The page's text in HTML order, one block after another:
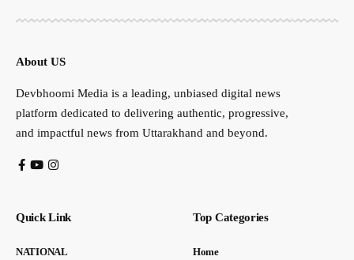
About US
Devbhoomi Media is a leading, unbiased digital news
platform dedicated to delivering authentic, progressive,
and impactful news from Uttarakhand and beyond.
Quick Link
NATIONAL
Top Categories
Home